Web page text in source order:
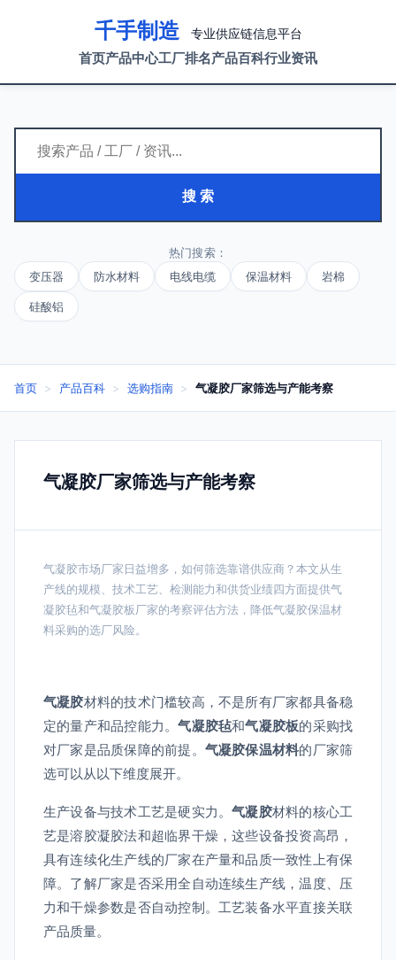
千手制造 专业供应链信息平台
首页产品中心工厂排名产品百科行业资讯
搜 索
热门搜索：
变压器
防水材料 电线电缆 保温材料 岩棉
硅酸铝
首页 > 产品百科 > 选购指南 > 气凝胶厂家筛选与产能考察
气凝胶厂家筛选与产能考察
气凝胶市场厂家日益增多，如何筛选靠谱供应商？本文从生
产线的规模、技术工艺、检测能力和供货业绩四方面提供气
凝胶毡和气凝胶板厂家的考察评估方法，降低气凝胶保温材
料采购的选厂风险。
气凝胶材料的技术门槛较高，不是所有厂家都具备稳
定的量产和品控能力。气凝胶毡和气凝胶板的采购找
对厂家是品质保障的前提。 气凝胶保温材料的厂家筛
选可以从以下维度展开。
生产设备与技术工艺是硬实力。气凝胶材料的核心工
艺是溶胶凝胶法和超临界干燥，这些设备投资高昂，
具有连续化生产线的厂家在产量和品质一致性上有保
障。了解厂家是否采用全自动连续生产线，温度、压
力和干燥参数是否自动控制。工艺装备水平直接关联
产品质量。